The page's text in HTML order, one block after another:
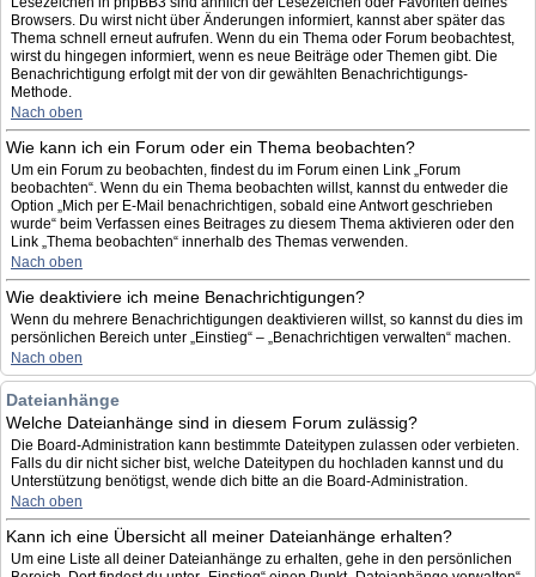
Browsers. Du wirst nicht über Änderungen informiert, kannst aber später das
Thema schnell erneut aufrufen. Wenn du ein Thema oder Forum beobachtest,
wirst du hingegen informiert, wenn es neue Beiträge oder Themen gibt. Die
Benachrichtigung erfolgt mit der von dir gewählten Benachrichtigungs-
Methode.
Nach oben
Wie kann ich ein Forum oder ein Thema beobachten?
Um ein Forum zu beobachten, findest du im Forum einen Link „Forum
beobachten“. Wenn du ein Thema beobachten willst, kannst du entweder die
Option „Mich per E-Mail benachrichtigen, sobald eine Antwort geschrieben
wurde“ beim Verfassen eines Beitrages zu diesem Thema aktivieren oder den
Link „Thema beobachten“ innerhalb des Themas verwenden.
Nach oben
Wie deaktiviere ich meine Benachrichtigungen?
Wenn du mehrere Benachrichtigungen deaktivieren willst, so kannst du dies im
persönlichen Bereich unter „Einstieg“ – „Benachrichtigen verwalten“ machen.
Nach oben
Dateianhänge
Welche Dateianhänge sind in diesem Forum zulässig?
Die Board-Administration kann bestimmte Dateitypen zulassen oder verbieten.
Falls du dir nicht sicher bist, welche Dateitypen du hochladen kannst und du
Unterstützung benötigst, wende dich bitte an die Board-Administration.
Nach oben
Kann ich eine Übersicht all meiner Dateianhänge erhalten?
Um eine Liste all deiner Dateianhänge zu erhalten, gehe in den persönlichen